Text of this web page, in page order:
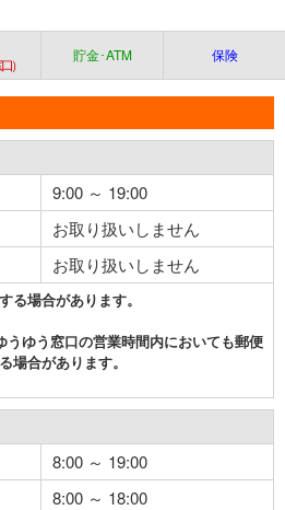
）
貯金･ATM 保険
9:00 ～ 19:00
お取り扱いしません
お取り扱いしません
る場合があります。
ゆう窓口の営業時間内においても郵便
場合があります。
8:00 ～ 19:00
8:00 ～ 18:00